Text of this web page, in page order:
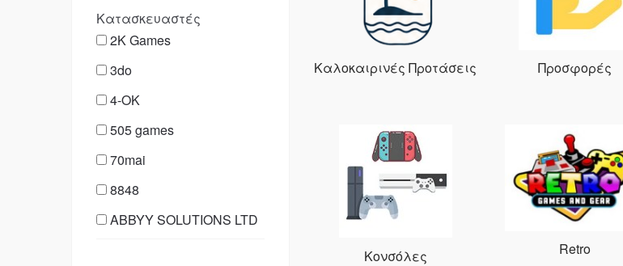
Κατασκευαστές
2K Games
3do
4-OK
505 games
70mai
8848
ABBYY SOLUTIONS LTD
Καλοκαιρινές Προτάσεις Προσφορές
Κονσόλες Retro